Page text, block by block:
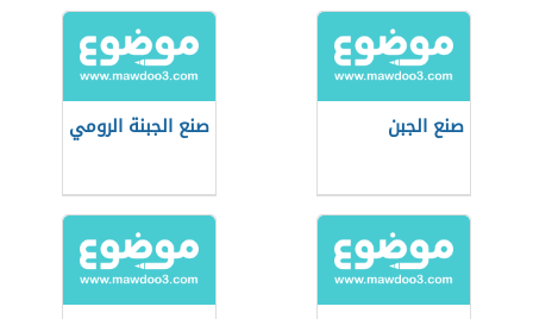
صنع الجبن صنع الجبنة الرومي